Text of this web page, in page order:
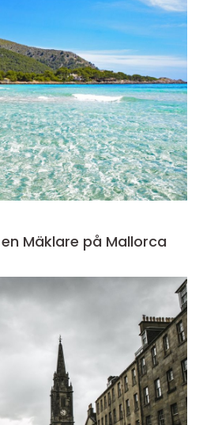
Mäklare på Mallorca